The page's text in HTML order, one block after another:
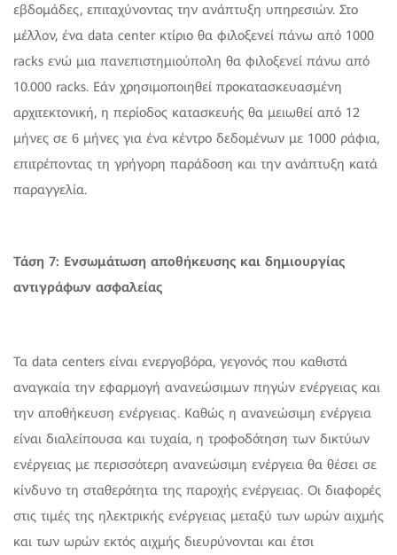
εβδομάδες, επιταχύνοντας την ανάπτυξη υπηρεσιών. Στο
μέλλον, ένα data center κτίριο θα φιλοξενεί πάνω από 1000
racks ενώ μια πανεπιστημιούπολη θα φιλοξενεί πάνω από
10.000 racks. Εάν χρησιμοποιηθεί προκατασκευασμένη
αρχιτεκτονική, η περίοδος κατασκευής θα μειωθεί από 12
μήνες σε 6 μήνες για ένα κέντρο δεδομένων με 1000 ράφια,
επιτρέποντας τη γρήγορη παράδοση και την ανάπτυξη κατά
παραγγελία.
Τάση 7: Ενσωμάτωση αποθήκευσης και δημιουργίας
αντιγράφων ασφαλείας
Τα data centers είναι ενεργοβόρα, γεγονός που καθιστά
αναγκαία την εφαρμογή ανανεώσιμων πηγών ενέργειας και
την αποθήκευση ενέργειας. Καθώς η ανανεώσιμη ενέργεια
είναι διαλείπουσα και τυχαία, η τροφοδότηση των δικτύων
ενέργειας με περισσότερη ανανεώσιμη ενέργεια θα θέσει σε
κίνδυνο τη σταθερότητα της παροχής ενέργειας. Οι διαφορές
στις τιμές της ηλεκτρικής ενέργειας μεταξύ των ωρών αιχμής
και των ωρών εκτός αιχμής διευρύνονται και έτσι